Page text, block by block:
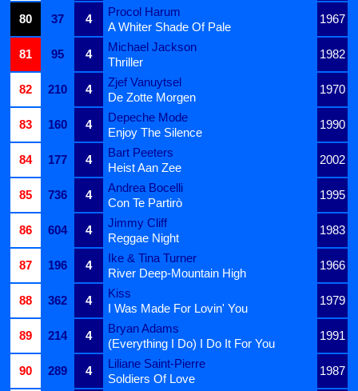
80
37 4
Procol Harum
1967
A Whiter Shade Of Pale
81
95 4
Michael Jackson
1982
Thriller
82
210 4
Zjef Vanuytsel
1970
De Zotte Morgen
83
160 4
Depeche Mode
1990
Enjoy The Silence
84
177 4
Bart Peeters
2002
Heist Aan Zee
85
736 4
Andrea Bocelli
1995
Con Te Partirò
86
604 4
Jimmy Cliff
1983
Reggae Night
87
196 4
Ike & Tina Turner
1966
River Deep-Mountain High
88
362 4
Kiss
1979
I Was Made For Lovin' You
89
214 4
Bryan Adams
1991
(Everything I Do) I Do It For You
90
289 4
Liliane Saint-Pierre
1987
Soldiers Of Love